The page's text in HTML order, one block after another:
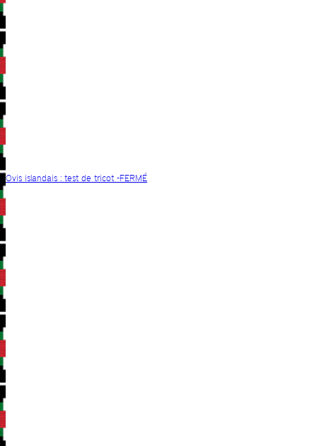
Ovis islandais : test de tricot -FERMÉ